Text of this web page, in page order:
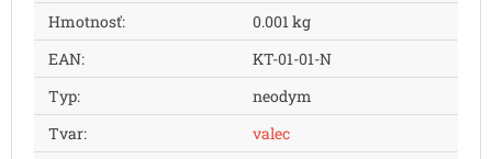
Hmotnosť:
0.001 kg
EAN:
KT-01-01-N
Typ:
neodym
Tvar:
valec